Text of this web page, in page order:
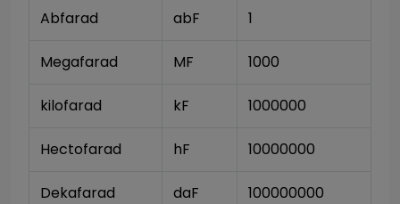
Abfarad abF 1
Megafarad MF 1000
kilofarad kF 1000000
Hectofarad hF 10000000
Dekafarad daF 100000000